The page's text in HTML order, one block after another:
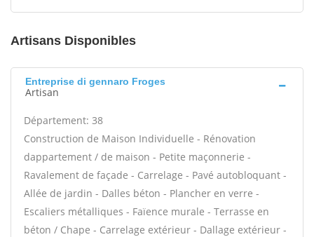
Artisans Disponibles
Entreprise di gennaro Froges
Artisan
Département: 38
Construction de Maison Individuelle - Rénovation
dappartement / de maison - Petite maçonnerie -
Ravalement de façade - Carrelage - Pavé autobloquant -
Allée de jardin - Dalles béton - Plancher en verre -
Escaliers métalliques - Faïence murale - Terrasse en
béton / Chape - Carrelage extérieur - Dallage extérieur -